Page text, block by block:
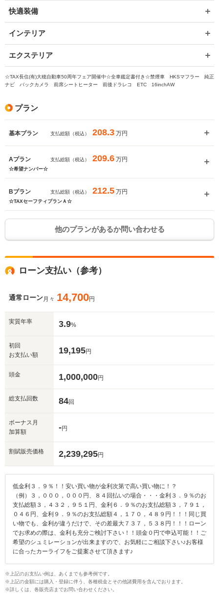
快適装備
インテリア
エクステリア
☆TAX長住(有)大穂自動車50周年フェア開催中☆全車鑑定書付き☆禁煙車 HKSマフラー 純正
ナビ バックカメラ 前席シートヒーター 前後ドラレコ ETC 16inchAW
プラン
基本プラン 支払総額（税込） 208.3 万円
Aプラン 支払総額（税込） 209.6 万円
☆希望ナンバー☆
Bプラン 支払総額（税込） 212.5 万円
☆TAXセーフティプランＡ☆
他のプランがあるか問い合わせる
ローン支払い（参考）
通常ローン月々 14,700円
実質年率 3.9%
初回
お支払い額
19,195円
頭金 1,000,000円
総支払回数 84回
ボーナス月
加算額
-円
割賦販売価格 2,239,295円
低金利３．９％！！安い買い物が金利次第で高い買い物に！？
（例）３，０００，０００円、８４回払いの場合・・・金利３．９％のお
支払総額３，４３２，９５１円、金利６．９％のお支払総額３，７９１，
０４６円、金利９．９％のお支払総額４，１７０，４８９円！！！同じ買
い物でも、金利が違うだけで、その差最大７３７，５３８円！！！ローン
でお求めの際は、金利も充分ご検討下さい！！頭金０円で申込可能！！ご
希望のシュミレーションが出来ますので、お気軽にご相談下さい♪お客様
に合ったカーライフをご提案させて頂きます♪
※上記のお支払い例は、あくまでも参考例です。
※上記の金額には購入・登録に伴う、各種税金とその他諸費用を含んでおります。
※詳しくは、各販売店までお問い合わせください。